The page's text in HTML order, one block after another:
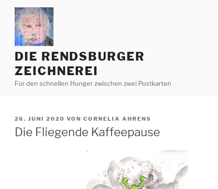
Zum
Inhalt
springen
DIE RENDSBURGER
ZEICHNEREI
Für den schnellen Hunger zwischen zwei Postkarten
VERÖFFENTLICHT
AM
26. JUNI 2020 VON CORNELIA AHRENS
Die Fliegende Kaffeepause